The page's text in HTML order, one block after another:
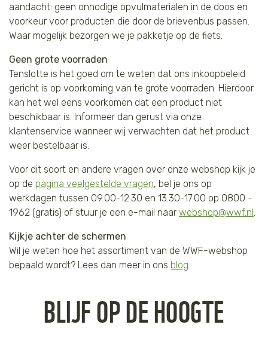
aandacht: geen onnodige opvulmaterialen in de doos en
voorkeur voor producten die door de brievenbus passen.
Waar mogelijk bezorgen we je pakketje op de fiets.
Geen grote voorraden
Tenslotte is het goed om te weten dat ons inkoopbeleid
gericht is op voorkoming van te grote voorraden. Hierdoor
kan het wel eens voorkomen dat een product niet
beschikbaar is. Informeer dan gerust via onze
klantenservice wanneer wij verwachten dat het product
weer bestelbaar is.
Voor dit soort en andere vragen over onze webshop kijk je
op de pagina veelgestelde vragen, bel je ons op
werkdagen tussen 09.00-12.30 en 13.30-17.00 op 0800 -
1962 (gratis) of stuur je een e-mail naar webshop@wwf.nl.
Kijkje achter de schermen
Wil je weten hoe het assortiment van de WWF-webshop
bepaald wordt? Lees dan meer in ons blog.
BLIJF OP DE HOOGTE